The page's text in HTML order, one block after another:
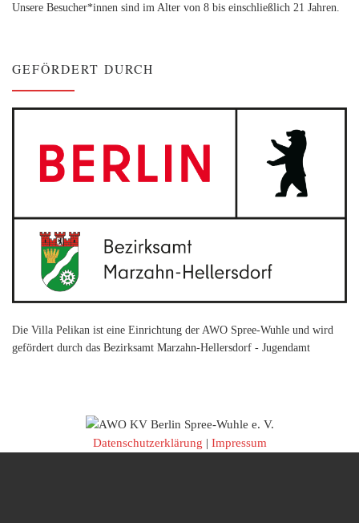
Unsere Besucher*innen sind im Alter von 8 bis einschließlich 21 Jahren.
GEFÖRDERT DURCH
Die Villa Pelikan ist eine Einrichtung der AWO Spree-Wuhle und wird
gefördert durch das Bezirksamt Marzahn-Hellersdorf - Jugendamt
Datenschutzerklärung | Impressum